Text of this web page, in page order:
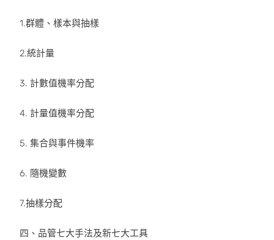
1.群體、樣本與抽樣
2.統計量
3. 計數值機率分配
4. 計量值機率分配
5. 集合與事件機率
6. 隨機變數
7.抽樣分配
四、品管七大手法及新七大工具